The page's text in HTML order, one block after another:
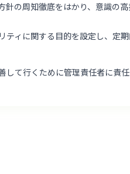
の周知徹底をはかり、意識の高
ティに関する目的を設定し、定
て行くために管理責任者に責任